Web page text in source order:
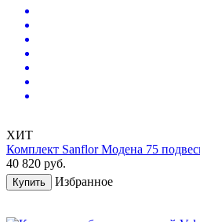
ХИТ
Комплект Sanflor Модена 75
40 820 руб.
Купить Избранное